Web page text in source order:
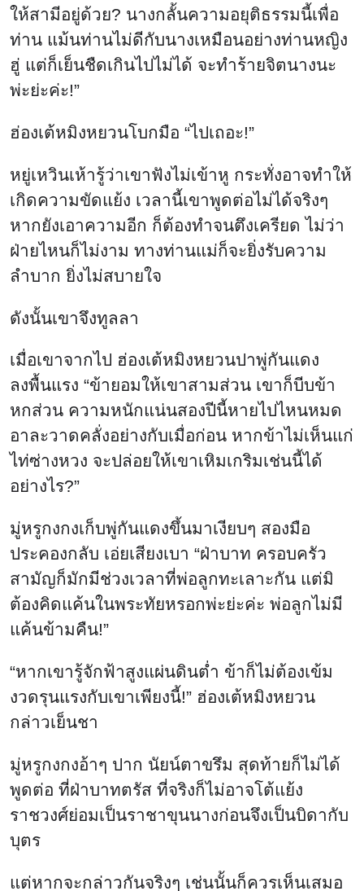
ให้สามีอยู่ด้วย? นางกลั้นความอยุติธรรมนี้เพื่อ
ท่าน แม้นท่านไม่ดีกับนางเหมือนอย่างท่านหญิง
ฮู่ แต่ก็เย็นชืดเกินไปไม่ได้ จะทำร้ายจิตนางนะ
พ่ะย่ะค่ะ!”
ฮ่องเต้หมิงหยวนโบกมือ “ไปเถอะ!”
หยู่เหวินเห้ารู้ว่าเขาฟังไม่เข้าหู กระทั่งอาจทำให้
เกิดความขัดแย้ง เวลานี้เขาพูดต่อไม่ได้จริงๆ
หากยังเอาความอีก ก็ต้องทำจนตึงเครียด ไม่ว่า
ฝ่ายไหนก็ไม่งาม ทางท่านแม่ก็จะยิ่งรับความ
ลำบาก ยิ่งไม่สบายใจ
ดังนั้นเขาจึงทูลลา
เมื่อเขาจากไป ฮ่องเต้หมิงหยวนปาพู่กันแดง
ลงพื้นแรง “ข้ายอมให้เขาสามส่วน เขาก็บีบข้า
หกส่วน ความหนักแน่นสองปีนี้หายไปไหนหมด
อาละวาดคลั่งอย่างกับเมื่อก่อน หากข้าไม่เห็นแก่
ไท่ซ่างหวง จะปล่อยให้เขาเหิมเกริมเช่นนี้ได้
อย่างไร?”
มู่หรูกงกงเก็บพู่กันแดงขึ้นมาเงียบๆ สองมือ
ประคองกลับ เอ่ยเสียงเบา “ฝ่าบาท ครอบครัว
สามัญก็มักมีช่วงเวลาที่พ่อลูกทะเลาะกัน แต่มิ
ต้องคิดแค้นในพระทัยหรอกพ่ะย่ะค่ะ พ่อลูกไม่มี
แค้นข้ามคืน!”
“หากเขารู้จักฟ้าสูงแผ่นดินต่ำ ข้าก็ไม่ต้องเข้ม
งวดรุนแรงกับเขาเพียงนี้!” ฮ่องเต้หมิงหยวน
กล่าวเย็นชา
มู่หรูกงกงอ้าๆ ปาก นัยน์ตาขรึม สุดท้ายก็ไม่ได้
พูดต่อ ที่ฝ่าบาทตรัส ที่จริงก็ไม่อาจโต้แย้ง
ราชวงศ์ย่อมเป็นราชาขุนนางก่อนจึงเป็นบิดากับ
บุตร
แต่หากจะกล่าวกันจริงๆ เช่นนั้นก็ควรเห็นเสมอ